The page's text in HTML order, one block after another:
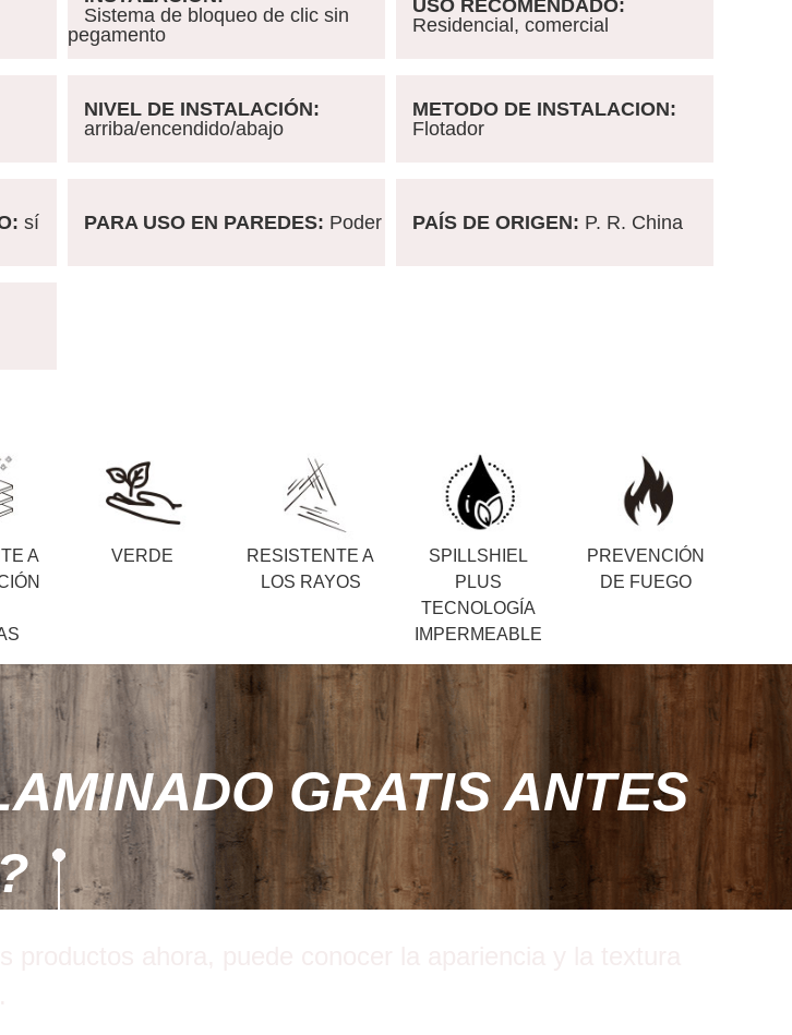
Sistema de bloqueo de clic sin
pegamento
USO RECOMENDADO:
Residencial, comercial
NIVEL DE INSTALACIÓN:
arriba/encendido/abajo
METODO DE INSTALACION:
Flotador
sí PARA USO EN PAREDES: Poder PAÍS DE ORIGEN: P. R. China
A
VERDE
RESISTENTE A
LOS RAYOS
SPILLSHIEL
PLUS
TECNOLOGÍA
IMPERMEABLE
PREVENCIÓN
DE FUEGO
GRATIS ANTES